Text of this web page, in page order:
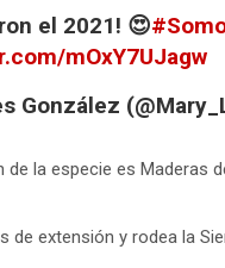
el 2021! 😍
mOxY7UJagw
González
de la especie es Maderas
de extensión y rodea la